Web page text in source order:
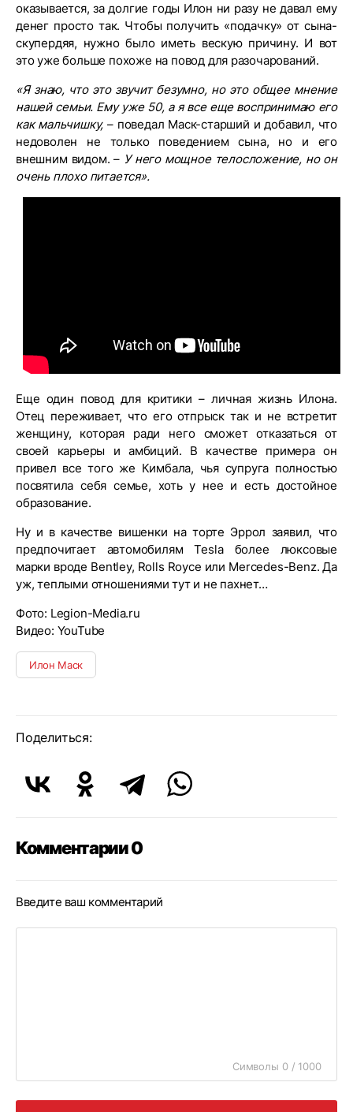
оказывается, за долгие годы Илон ни разу не давал ему
денег просто так. Чтобы получить «подачку» от сына-
скупердяя, нужно было иметь вескую причину. И вот
это уже больше похоже на повод для разочарований.
«Я знаю, что это звучит безумно, но это общее мнение
нашей семьи. Ему уже 50, а я все еще воспринимаю его
как мальчишку, – поведал Маск-старший и добавил, что
недоволен не только поведением сына, но и его
внешним видом. – У него мощное телосложение, но он
очень плохо питается».
Еще один повод для критики – личная жизнь Илона.
Отец переживает, что его отпрыск так и не встретит
женщину, которая ради него сможет отказаться от
своей карьеры и амбиций. В качестве примера он
привел все того же Кимбала, чья супруга полностью
посвятила себя семье, хоть у нее и есть достойное
образование.
Ну и в качестве вишенки на торте Эррол заявил, что
предпочитает автомобилям Tesla более люксовые
марки вроде Bentley, Rolls Royce или Mercedes-Benz. Да
уж, теплыми отношениями тут и не пахнет…
Фото: Legion-Media.ru
Видео: YouTube
Илон Маск
Поделиться:
Комментарии 0
Введите ваш комментарий
Символы 0 / 1000